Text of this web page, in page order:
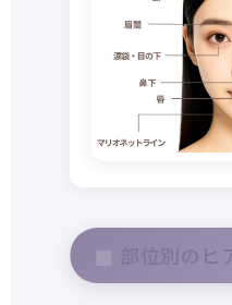
部位別の